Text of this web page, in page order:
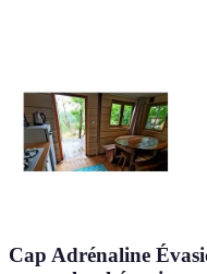
Cap Adrénaline